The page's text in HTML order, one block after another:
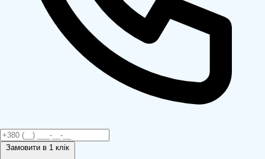
Замовити в 1 клік